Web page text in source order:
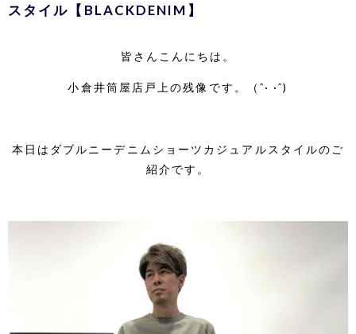
スタイル【BLACKDENIM】
皆さんこんにちは。
小倉井筒屋店戸上の残像です。（ˆ· ·ˆ)
本日はダブルニーデニムショーツカジュアルスタイルのご
紹介です。